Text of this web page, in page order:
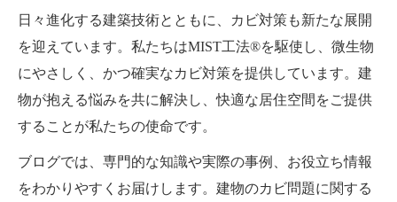
日々進化する建築技術とともに、カビ対策も新たな展開
を迎えています。私たちはMIST工法®を駆使し、微生物
にやさしく、かつ確実なカビ対策を提供しています。建
物が抱える悩みを共に解決し、快適な居住空間をご提供
することが私たちの使命です。
ブログでは、専門的な知識や実際の事例、お役立ち情報
をわかりやすくお届けします。建物のカビ問題に関する